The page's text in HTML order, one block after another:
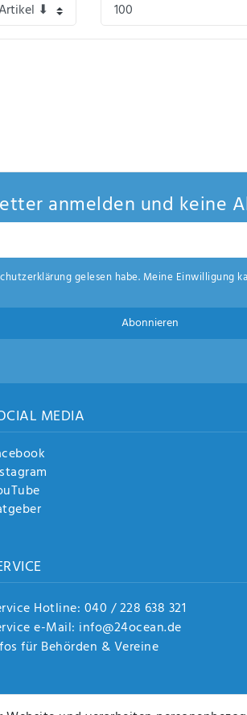
anmelden und keine
gelesen habe. Meine Einwilligung
Abonnieren
MEDIA
Hotline: 040 / 228 638 321
e-Mail: info@24ocean.de
für Behörden & Vereine